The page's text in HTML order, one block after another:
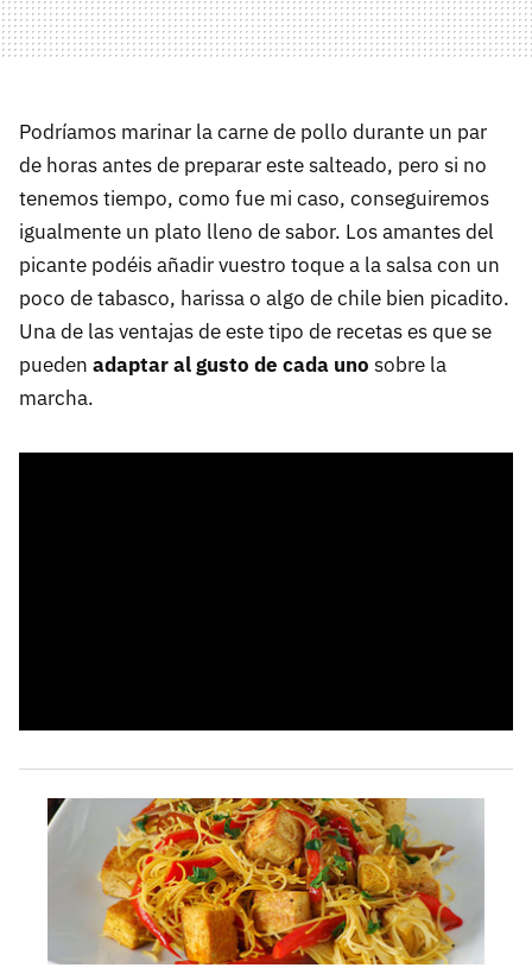
Podríamos marinar la carne de pollo durante un par
de horas antes de preparar este salteado, pero si no
tenemos tiempo, como fue mi caso, conseguiremos
igualmente un plato lleno de sabor. Los amantes del
picante podéis añadir vuestro toque a la salsa con un
poco de tabasco, harissa o algo de chile bien picadito.
Una de las ventajas de este tipo de recetas es que se
pueden adaptar al gusto de cada uno sobre la
marcha.